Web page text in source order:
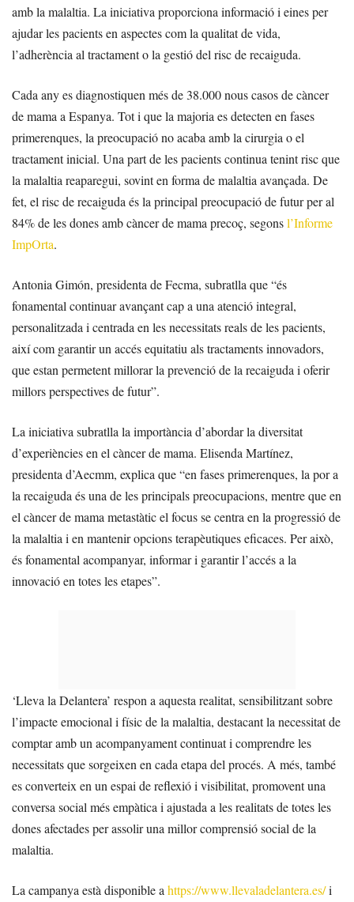
amb la malaltia. La iniciativa proporciona informació i eines per
ajudar les pacients en aspectes com la qualitat de vida,
l’adherència al tractament o la gestió del risc de recaiguda.
Cada any es diagnostiquen més de 38.000 nous casos de càncer
de mama a Espanya. Tot i que la majoria es detecten en fases
primerenques, la preocupació no acaba amb la cirurgia o el
tractament inicial. Una part de les pacients continua tenint risc que
la malaltia reaparegui, sovint en forma de malaltia avançada. De
fet, el risc de recaiguda és la principal preocupació de futur per al
84% de les dones amb càncer de mama precoç, segonsl’Informe
ImpOrta.
Antonia Gimón, presidenta de Fecma, subratlla que “és
fonamental continuar avançant cap a una atenció integral,
personalitzada i centrada en les necessitats reals de les pacients,
així com garantir un accés equitatiu als tractaments innovadors,
que estan permetent millorar la prevenció de la recaiguda i oferir
millors perspectives de futur”.
La iniciativa subratlla la importància d’abordar la diversitat
d’experiències en el càncer de mama. Elisenda Martínez,
presidenta d’Aecmm, explica que “en fases primerenques, la por a
la recaiguda és una de les principals preocupacions, mentre que en
el càncer de mama metastàtic el focus se centra en la progressió de
la malaltia i en mantenir opcions terapèutiques eficaces. Per això,
és fonamental acompanyar, informar i garantir l’accés a la
innovació en totes les etapes”.
‘Lleva la Delantera’ respon a aquesta realitat, sensibilitzant sobre
l’impacte emocional i físic de la malaltia, destacant la necessitat de
comptar amb un acompanyament continuat i comprendre les
necessitats que sorgeixen en cada etapa del procés. A més, també
es converteix en un espai de reflexió i visibilitat, promovent una
conversa social més empàtica i ajustada a les realitats de totes les
dones afectades per assolir una millor comprensió social de la
malaltia.
La campanya està disponible a https://www.llevaladelantera.es/i